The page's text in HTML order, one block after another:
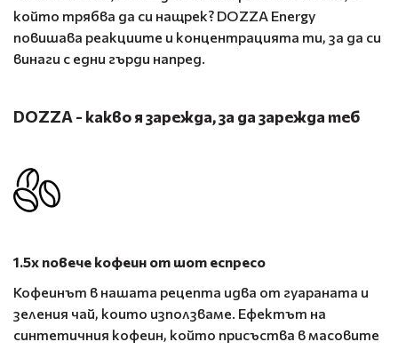
който трябва да си нащрек? DOZZA Energy
повишава реакциите и концентрацията ти, за да си
винаги с едни гърди напред.
DOZZA - какво я зарежда, за да зарежда теб
1.5х повече кофеин от шот еспресо
Кофеинът в нашата рецепта идва от гуараната и
зеления чай, които използваме. Ефектът на
синтетичния кофеин, който присъства в масовите